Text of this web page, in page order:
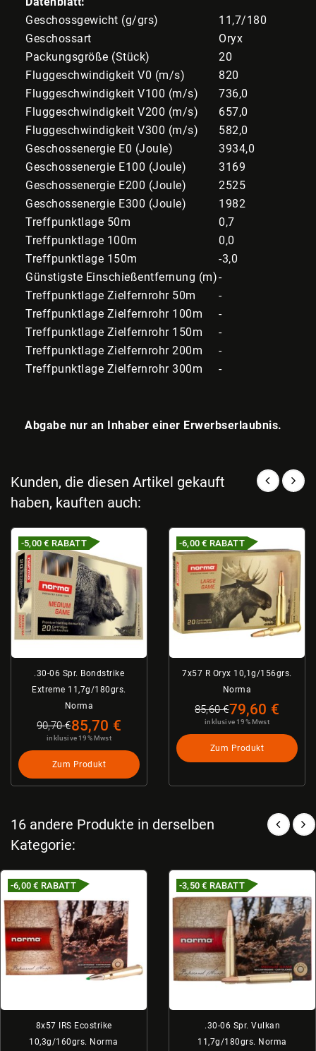
Geschossgewicht (g/grs)
11,7/180
Geschossart
Oryx
Packungsgröße (Stück)
20
Fluggeschwindigkeit V0 (m/s)
820
Fluggeschwindigkeit V100 (m/s)
736,0
Fluggeschwindigkeit V200 (m/s)
657,0
Fluggeschwindigkeit V300 (m/s)
582,0
Geschossenergie E0 (Joule)
3934,0
Geschossenergie E100 (Joule)
3169
Geschossenergie E200 (Joule)
2525
Geschossenergie E300 (Joule)
1982
Treffpunktlage 50m
0,7
Treffpunktlage 100m
0,0
Treffpunktlage 150m
-3,0
Günstigste Einschießentfernung (m)-
Treffpunktlage Zielfernrohr 50m
-
Treffpunktlage Zielfernrohr 100m
-
Treffpunktlage Zielfernrohr 150m
-
Treffpunktlage Zielfernrohr 200m
-
Treffpunktlage Zielfernrohr 300m
-
Abgabe nur an Inhaber einer Erwerbserlaubnis.
Kunden, die diesen Artikel gekauft
haben, kauften auch:
.30-06 Spr. Bondstrike
Extreme 11,7g/180grs.
Norma
90,70 €
-5,00 € RABATT
85,70 €
inklusive 19% Mwst
Zum Produkt
7x57 R Oryx 10,1g/156grs.
Norma
85,60 €
-6,00 € RABATT
79,60 €
inklusive 19% Mwst
Zum Produkt
16 andere Produkte in derselben
Kategorie:
8x57 IRS Ecostrike
10,3g/160grs. Norma
-6,00 € RABATT
.30-06 Spr. Vulkan
11,7g/180grs. Norma
-3,50 € RABATT